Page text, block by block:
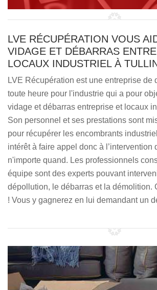
LVE RÉCUPÉRATION VOUS
VIDAGE ET DÉBARRAS
LOCAUX INDUSTRIEL À
LVE Récupération est une entreprise de
toute heure pour l'industrie qui a pour
vidage et débarras entreprise et locaux
Son personnel et ses prestations sont
pour récupérer les encombrants
intérêt à faire appel donc à l’intervention
n'importe quand. Les professionnels
équipe sont des experts pouvant
dépollution, le débarras et la démolition.
! Vous y gagnerez en lui demandant un